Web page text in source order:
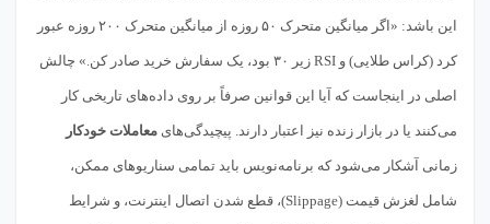
این باشد: «اگر میانگین متحرک ۵۰ روزه از میانگین متحرک ۲۰۰ روزه عبور
کرد (کراس طلایی) و RSI زیر ۳۰ بود، یک سفارش خرید صادر کن.» چالش
اصلی در اینجاست که آیا این قوانین صرفاً بر روی داده‌های تاریخی کار
می‌کنند یا در بازار زنده نیز اعتبار دارند. پیچیدگی‌های معاملات خودکار
زمانی آشکار می‌شود که برنامه‌نویس باید تمامی سناریوهای ممکن،
شامل لغزش قیمت (Slippage)، قطع شدن اتصال اینترنت، و شرایط